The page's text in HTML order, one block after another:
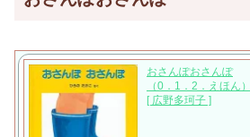
おさんぽおさんぽ
（0．1．2．えほん）
[ 広野多珂子 ]